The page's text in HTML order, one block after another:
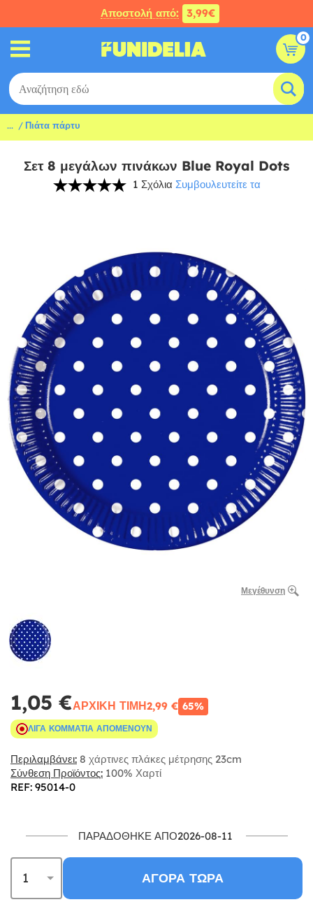
Αποστολή από: 3,99€
0
... Πιάτα πάρτυ
Σετ 8 μεγάλων πινάκων Blue Royal Dots
1 Σχόλια Συμβουλευτείτε τα
Μεγέθυνση
1,05 €ΑΡΧΙΚΉ ΤΙΜΉ2,99 € 65%
ΛΊΓΑ ΚΟΜΜΆΤΙΑ ΑΠΟΜΈΝΟΥΝ
Περιλαμβάνει: 8 χάρτινες πλάκες μέτρησης 23cm
Σύνθεση Προϊόντος: 100% Χαρτί
REF: 95014-0
ΠΑΡΑΔΌΘΗΚΕ ΑΠΌ2026-08-11
ΑΓΟΡΆ ΤΏΡΑ